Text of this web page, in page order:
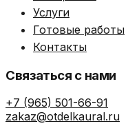
Услуги
Готовые работы
Контакты
Связаться с нами
+7 (965) 501-66-91
zakaz@otdelkaural.ru